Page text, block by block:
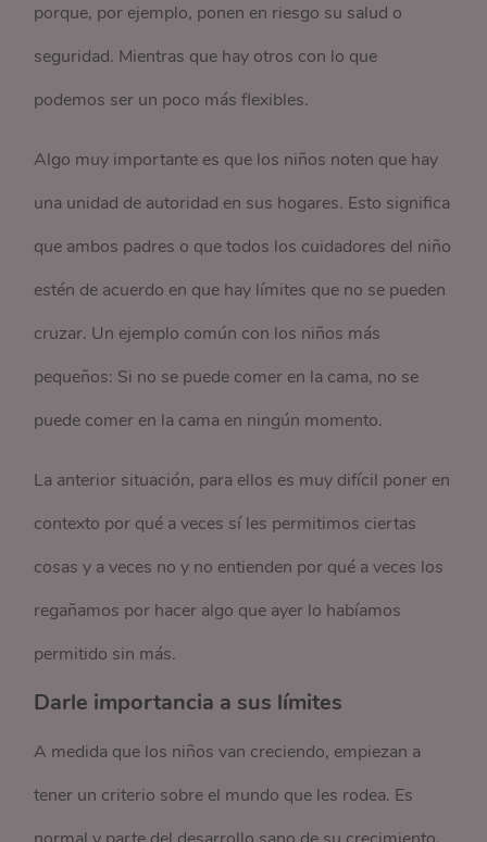
porque, por ejemplo, ponen en riesgo su salud o
seguridad. Mientras que hay otros con lo que
podemos ser un poco más flexibles.
Algo muy importante es que los niños noten que hay
una unidad de autoridad en sus hogares. Esto significa
que ambos padres o que todos los cuidadores del niño
estén de acuerdo en que hay límites que no se pueden
cruzar. Un ejemplo común con los niños más
pequeños: Si no se puede comer en la cama, no se
puede comer en la cama en ningún momento.
La anterior situación, para ellos es muy difícil poner en
contexto por qué a veces sí les permitimos ciertas
cosas y a veces no y no entienden por qué a veces los
regañamos por hacer algo que ayer lo habíamos
permitido sin más.
Darle importancia a sus límites
A medida que los niños van creciendo, empiezan a
tener un criterio sobre el mundo que les rodea. Es